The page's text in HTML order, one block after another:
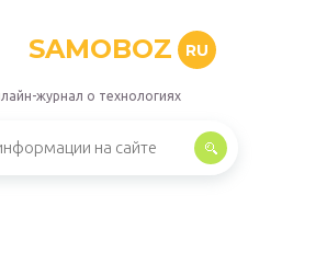
SAMOBOZ RU
журнал о технологиях